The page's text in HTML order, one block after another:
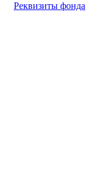
Реквизиты фонда